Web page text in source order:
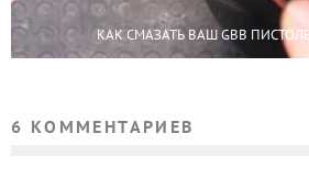
КАК СМАЗАТЬ ВАШ GBB
6 КОММЕНТАРИЕВ